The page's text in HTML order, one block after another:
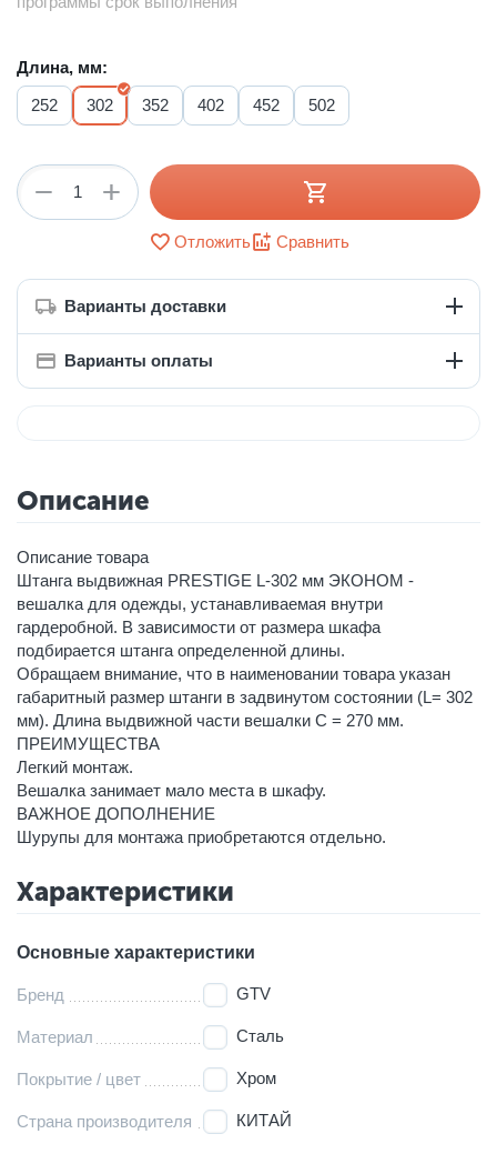
Длина, мм:
252
302 352 402 452 502
+
−
Отложить Сравнить
Варианты доставки
Варианты оплаты
Описание
Описание товара
Штанга выдвижная PRESTIGE L-302 мм ЭКОНОМ -
вешалка для одежды, устанавливаемая внутри
гардеробной. В зависимости от размера шкафа
подбирается штанга определенной длины.
Обращаем внимание, что в наименовании товара указан
габаритный размер штанги в задвинутом состоянии (L= 302
мм). Длина выдвижной части вешалки C = 270 мм.
ПРЕИМУЩЕСТВА
Легкий монтаж.
Вешалка занимает мало места в шкафу.
ВАЖНОЕ ДОПОЛНЕНИЕ
Шурупы для монтажа приобретаются отдельно.
Характеристики
Основные характеристики
Бренд GTV
Материал Сталь
Покрытие / цвет Хром
Страна производителя КИТАЙ